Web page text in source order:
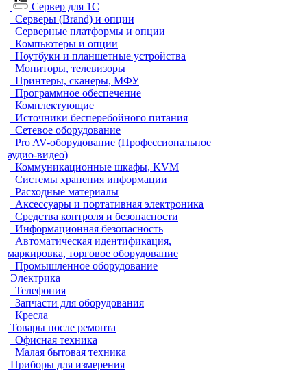
Сервер для 1С
Серверы (Brand) и опции
Серверные платформы и опции
Компьютеры и опции
Ноутбуки и планшетные устройства
Мониторы, телевизоры
Принтеры, сканеры, МФУ
Программное обеспечение
Комплектующие
Источники бесперебойного питания
Сетевое оборудование
Pro AV-оборудование (Профессиональное
аудио-видео)
Коммуникационные шкафы, KVM
Системы хранения информации
Расходные материалы
Аксессуары и портативная электроника
Средства контроля и безопасности
Информационная безопасность
Автоматическая идентификация,
маркировка, торговое оборудование
Промышленное оборудование
Электрика
Телефония
Запчасти для оборудования
Кресла
Товары после ремонта
Офисная техника
Малая бытовая техника
Приборы для измерения